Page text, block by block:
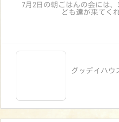
7月2日の朝ごはんの会には、
ども達が来てく
グッデイハ